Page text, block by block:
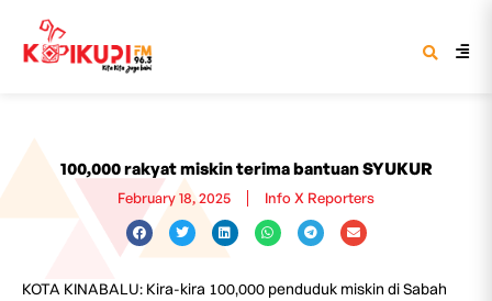
100,000 rakyat miskin terima bantuan SYUKUR
February 18, 2025 Info X Reporters
KOTA KINABALU: Kira-kira 100,000 penduduk miskin di Sabah